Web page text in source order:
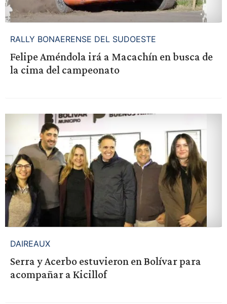
RALLY BONAERENSE DEL SUDOESTE
Felipe Améndola irá a Macachín en busca de
la cima del campeonato
DAIREAUX
Serra y Acerbo estuvieron en Bolívar para
acompañar a Kicillof